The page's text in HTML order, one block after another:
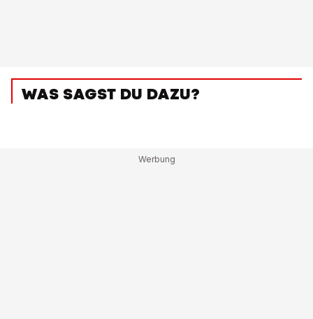
WAS SAGST DU DAZU?